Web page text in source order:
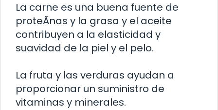
La carne es una buena fuente de
proteÃ­nas y la grasa y el aceite
contribuyen a la elasticidad y
suavidad de la piel y el pelo.
La fruta y las verduras ayudan a
proporcionar un suministro de
vitaminas y minerales.